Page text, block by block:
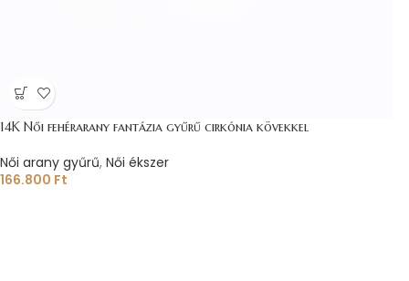
14K Női fehérarany fantázia gyűrű cirkónia kövekkel
Női arany gyűrű, Női ékszer
166.800 Ft